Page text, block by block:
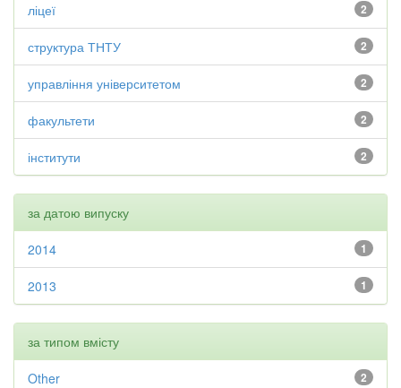
2
ліцеї
2
структура ТНТУ
2
управління університетом
2
факультети
2
інститути
за датою випуску
1
2014
1
2013
за типом вмісту
2
Other